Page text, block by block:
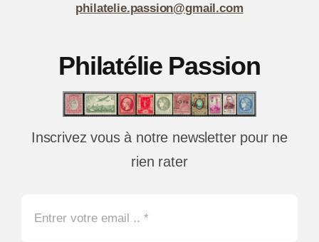
philatelie.passion@gmail.com
Philatélie Passion
Inscrivez vous à notre newsletter pour ne
rien rater